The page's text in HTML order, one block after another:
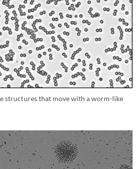
structures that move with a worm-like